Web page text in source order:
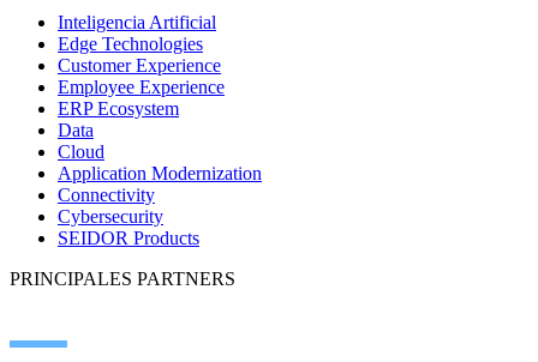
Inteligencia Artificial
Edge Technologies
Customer Experience
Employee Experience
ERP Ecosystem
Data
Cloud
Application Modernization
Connectivity
Cybersecurity
SEIDOR Products
PRINCIPALES PARTNERS